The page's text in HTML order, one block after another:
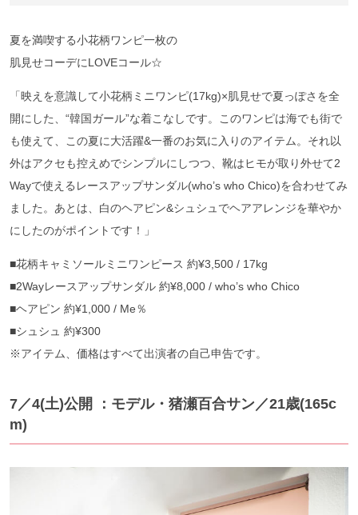
夏を満喫する小花柄ワンピ一枚の
肌見せコーデにLOVEコール☆
「映えを意識して小花柄ミニワンピ(17kg)×肌見せで夏っぽさを全
開にした、“韓国ガール”な着こなしです。このワンピは海でも街で
も使えて、この夏に大活躍&一番のお気に入りのアイテム。それ以
外はアクセも控えめでシンプルにしつつ、靴はヒモが取り外せて2
Wayで使えるレースアップサンダル(who’s who Chico)を合わせてみ
ました。あとは、白のヘアピン&シュシュでヘアアレンジを華やか
にしたのがポイントです！」
■花柄キャミソールミニワンピース 約¥3,500 / 17kg
■2Wayレースアップサンダル 約¥8,000 / who’s who Chico
■ヘアピン 約¥1,000 / Me％
■シュシュ 約¥300
※アイテム、価格はすべて出演者の自己申告です。
7／4(土)公開 ：モデル・猪瀬百合サン／21歳(165c
m)